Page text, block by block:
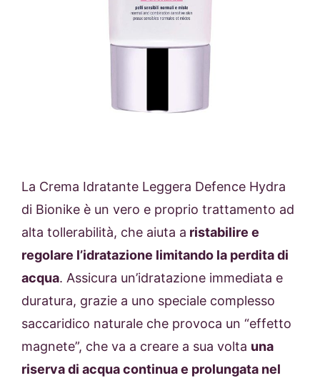
La Crema Idratante Leggera Defence Hydra
di Bionike è un vero e proprio trattamento ad
alta tollerabilità, che aiuta a ristabilire e
regolare l’idratazione limitando la perdita di
acqua. Assicura un’idratazione immediata e
duratura, grazie a uno speciale complesso
saccaridico naturale che provoca un “effetto
magnete”, che va a creare a sua volta una
riserva di acqua continua e prolungata nel